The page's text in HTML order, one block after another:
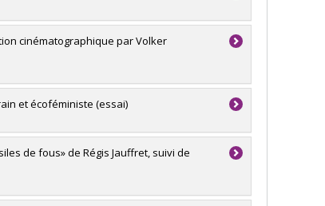
cinématographique par Volker
et écoféministe (essai)
de fous» de Régis Jauffret, suivi de